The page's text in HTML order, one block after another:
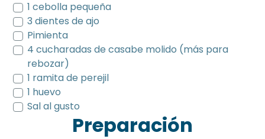
1 cebolla pequeña
3 dientes de ajo
Pimienta
4 cucharadas de casabe molido (más para
rebozar)
1 ramita de perejil
1 huevo
Sal al gusto
Preparación